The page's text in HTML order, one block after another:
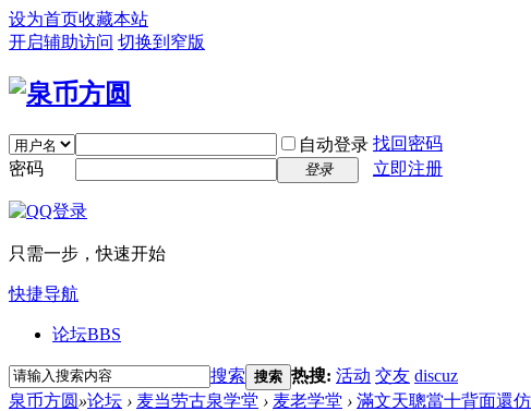
设为首页收藏本站
开启辅助访问 切换到窄版
自动登录 找回密码
密码
登录 立即注册
只需一步，快速开始
快捷导航
论坛BBS
搜索 搜索 热搜: 活动 交友 discuz
泉币方圆 »论坛 › 麦当劳古泉学堂 › 麦老学堂 › 滿文天聰當十背面還